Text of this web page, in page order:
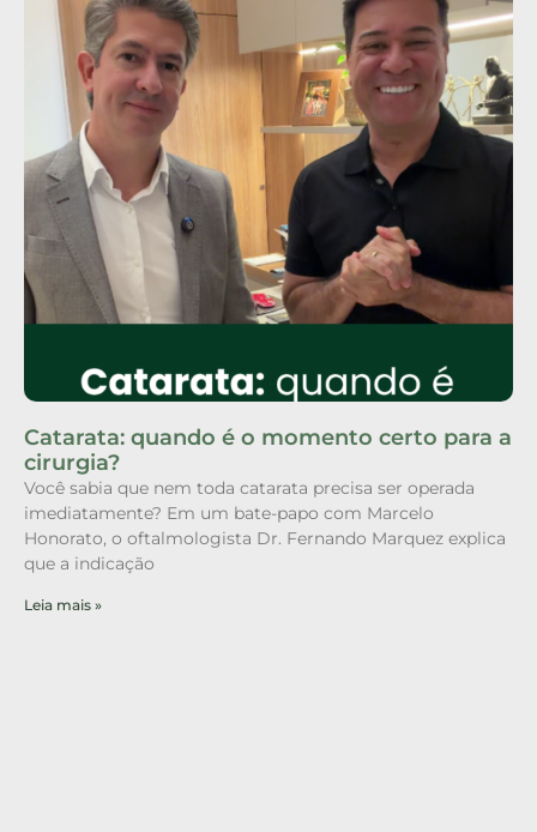
Catarata: quando é o momento certo para a
cirurgia?
Você sabia que nem toda catarata precisa ser operada
imediatamente? Em um bate-papo com Marcelo
Honorato, o oftalmologista Dr. Fernando Marquez explica
que a indicação
Leia mais »